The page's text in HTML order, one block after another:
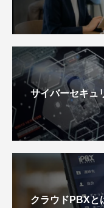
サイバーセキュ
クラウドPBXと